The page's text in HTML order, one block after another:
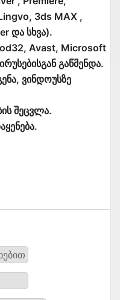
3ds MAX ,
და სხვა).
Avast, Microsoft
გაწმენდა.
ვინდოუსზე
შეცვლა.